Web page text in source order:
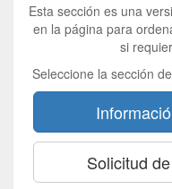
Esta sección es una
en la página para
si
Seleccione la sección
Solicitud